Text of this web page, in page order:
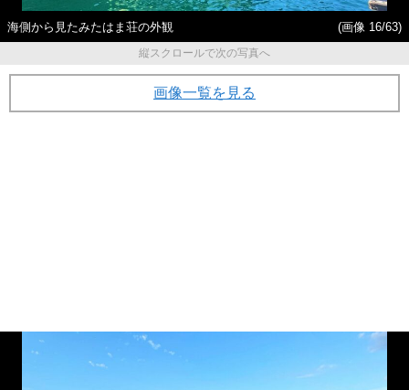
海側から見たみたはま荘の外観
(画像 16/63)
縦スクロールで次の写真へ
画像一覧を見る